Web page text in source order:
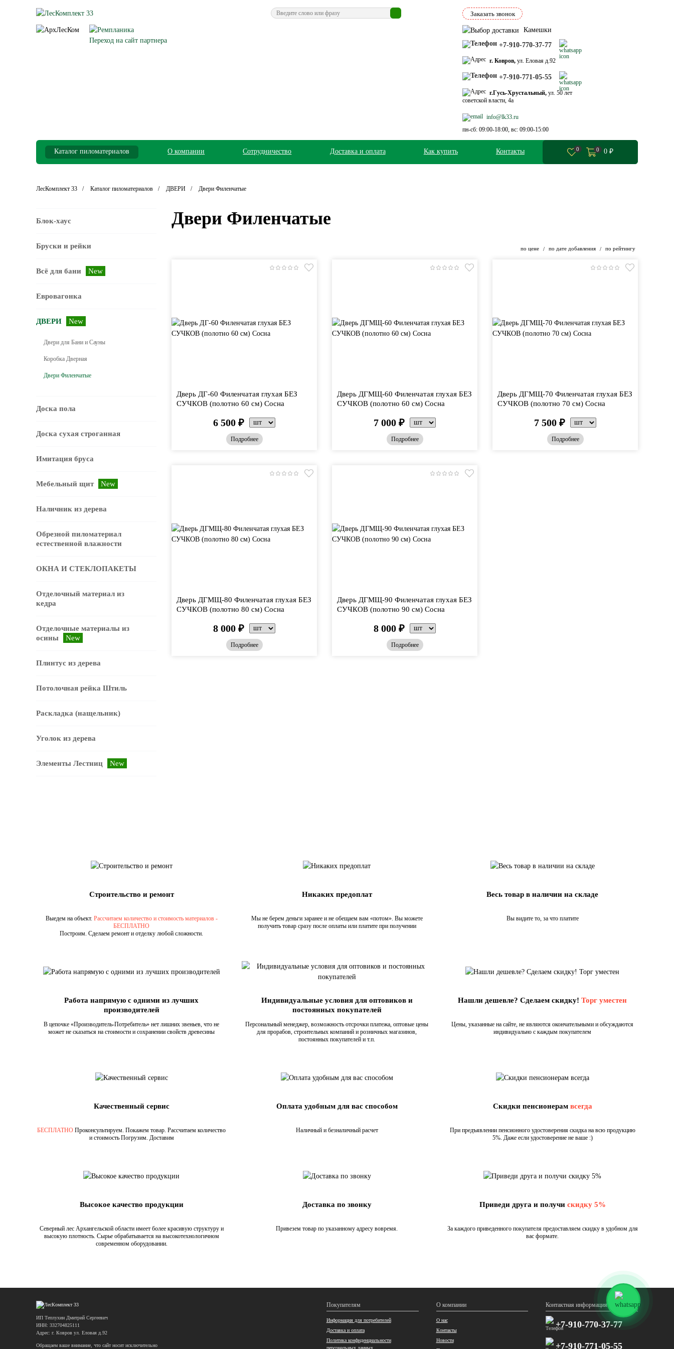
Переход на сайт партнера
Заказать звонок
Камешки
+7-910-770-37-77
г. Ковров, ул. Еловая д.92
+7-910-771-05-55
г.Гусь-Хрустальный, ул. 50 лет
советской власти, 4а
info@lk33.ru
пн-сб: 09:00-18:00, вс: 09:00-15:00
Каталог пиломатериалов О компании Сотрудничество Доставка и оплата Как купить Контакты 0 0 0 ₽
ЛесКомплект 33 Каталог пиломатериалов ДВЕРИ Двери Филенчатые
Блок-хаус
Бруски и рейки
Всё для бани New
Евровагонка
ДВЕРИ New
Двери для Бани и Сауны
Коробка Дверная
Двери Филенчатые
Доска пола
Доска сухая строганная
Имитация бруса
Мебельный щит New
Наличник из дерева
Обрезной пиломатериал
естественной влажности
ОКНА И СТЕКЛОПАКЕТЫ
Отделочный материал из
кедра
Отделочные материалы из
осины
New
Плинтус из дерева
Потолочная рейка Штиль
Раскладка (нащельник)
Уголок из дерева
Элементы Лестниц New
Двери Филенчатые
по цене / по дате добавления / по рейтингу
Дверь ДГ-60 Филенчатая глухая БЕЗ
СУЧКОВ (полотно 60 см) Сосна
6 500 ₽
Подробнее
Дверь ДГМЩ-60 Филенчатая глухая БЕЗ
СУЧКОВ (полотно 60 см) Сосна
7 000 ₽
Подробнее
Дверь ДГМЩ-70 Филенчатая глухая БЕЗ
СУЧКОВ (полотно 70 см) Сосна
7 500 ₽
Подробнее
Дверь ДГМЩ-80 Филенчатая глухая БЕЗ
СУЧКОВ (полотно 80 см) Сосна
8 000 ₽
Подробнее
Дверь ДГМЩ-90 Филенчатая глухая БЕЗ
СУЧКОВ (полотно 90 см) Сосна
8 000 ₽
Подробнее
Строительство и ремонт
Выедем на объект. Рассчитаем количество и стоимость материалов -
БЕСПЛАТНО
Построим. Сделаем ремонт и отделку любой сложности.
Никаких предоплат
Мы не берем деньги заранее и не обещаем вам «потом». Вы можете
получить товар сразу после оплаты или платите при получении
Весь товар в наличии на складе
Вы видите то, за что платите
Работа напрямую с одними из лучших
производителей
В цепочке «Производитель-Потребитель» нет лишних звеньев, что не
может не сказаться на стоимости и сохранении свойств древесины
Индивидуальные условия для оптовиков и
постоянных покупателей
Персональный менеджер, возможность отсрочки платежа, оптовые цены
для прорабов, строительных компаний и розничных магазинов,
постоянных покупателей и т.п.
Нашли дешевле? Сделаем скидку!Торг уместен
Цены, указанные на сайте, не являются окончательными и обсуждаются
индивидуально с каждым покупателем
Качественный сервис
БЕСПЛАТНО Проконсультируем. Покажем товар. Рассчитаем количество
и стоимость Погрузим. Доставим
Оплата удобным для вас способом
Наличный и безналичный расчет
Скидки пенсионерам всегда
При предъявлении пенсионного удостоверения скидка на всю продукцию
5%. Даже если удостоверение не ваше :)
Высокое качество продукции
Северный лес Архангельской области имеет более красивую структуру и
высокую плотность. Сырье обрабатывается на высокотехнологичном
современном оборудовании.
Доставка по звонку
Привезем товар по указанному адресу вовремя.
Приведи друга и получи скидку 5%
За каждого приведенного покупателя предоставляем скидку в удобном для
вас формате.
ИП Теплухин Дмитрий Сергеевич
ИНН: 332704825111
Адрес: г. Ковров ул. Еловая д.92
Обращаем ваше внимание, что сайт носит исключительно
Покупателям
Информация для потребителей
Доставка и оплата
Политика конфиденциальности
персональных данных
О компании
О нас
Контакты
Новости
Контактная информация
+7-910-770-37-77
+7-910-771-05-55